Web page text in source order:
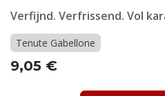
Verfijnd. Verfrissend. Vol
Tenute Gabellone
9,05 €